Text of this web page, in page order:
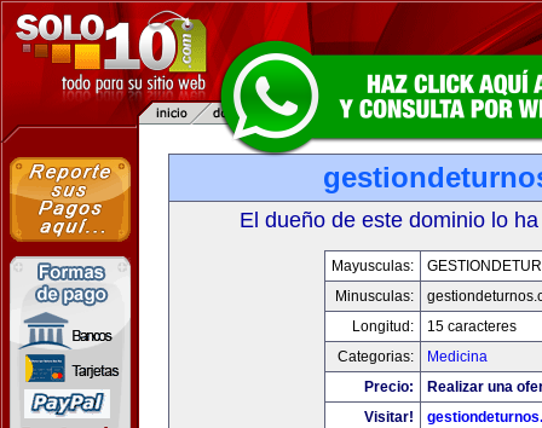
El dueño de este dominio lo
Mayusculas:
Minusculas:
Longitud:
15 caracteres
Categorias:
Medicina
Precio:
Realizar una
Visitar!